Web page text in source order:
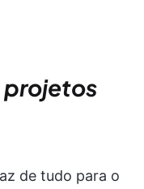
projetos
de tudo para o